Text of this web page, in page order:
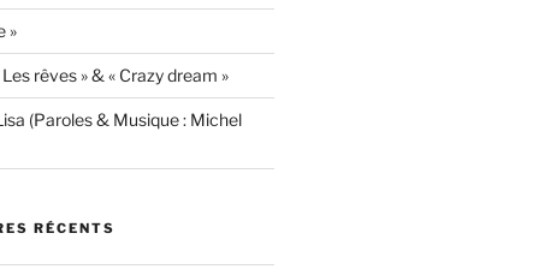
»
rêves » & « Crazy dream »
(Paroles & Musique : Michel
RÉCENTS